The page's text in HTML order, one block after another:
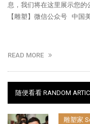
息，我们将在这里展示您
【雕塑】微信公众号 中国
READ MORE
随便看看 RANDOM
雕塑家